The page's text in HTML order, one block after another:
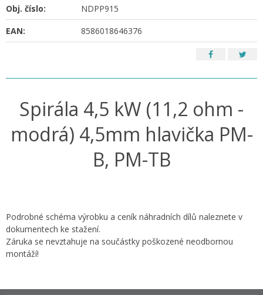
Obj. číslo:
NDPP915
EAN:
8586018646376
Spirála 4,5 kW (11,2 ohm -
modrá) 4,5mm hlavička PM-
B, PM-TB
Podrobné schéma výrobku a ceník náhradních dílů naleznete v
dokumentech ke stažení.
Záruka se nevztahuje na součástky poškozené neodbornou
montáží!